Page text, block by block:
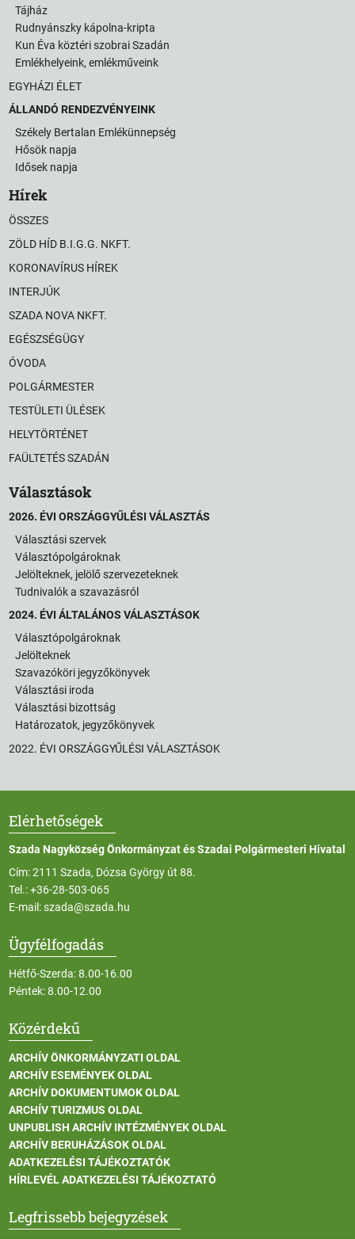
Tájház
Rudnyánszky kápolna-kripta
Kun Éva köztéri szobrai Szadán
Emlékhelyeink, emlékműveink
EGYHÁZI ÉLET
ÁLLANDÓ RENDEZVÉNYEINK
Székely Bertalan Emlékünnepség
Hősök napja
Idősek napja
Hírek
ÖSSZES
ZÖLD HÍD B.I.G.G. NKFT.
KORONAVÍRUS HÍREK
INTERJÚK
SZADA NOVA NKFT.
EGÉSZSÉGÜGY
ÓVODA
POLGÁRMESTER
TESTÜLETI ÜLÉSEK
HELYTÖRTÉNET
FAÜLTETÉS SZADÁN
Választások
2026. ÉVI ORSZÁGGYŰLÉSI VÁLASZTÁS
Választási szervek
Választópolgároknak
Jelölteknek, jelölő szervezeteknek
Tudnivalók a szavazásról
2024. ÉVI ÁLTALÁNOS VÁLASZTÁSOK
Választópolgároknak
Jelölteknek
Szavazóköri jegyzőkönyvek
Választási iroda
Választási bizottság
Határozatok, jegyzőkönyvek
2022. ÉVI ORSZÁGGYŰLÉSI VÁLASZTÁSOK
Elérhetőségek
Szada Nagyközség Önkormányzat és Szadai Polgármesteri Hivatal
Cím: 2111 Szada, Dózsa György út 88.
Tel.:+36-28-503-065
E-mail:szada@szada.hu
Ügyfélfogadás
Hétfő-Szerda: 8.00-16.00
Péntek: 8.00-12.00
Közérdekű
ARCHÍV ÖNKORMÁNYZATI OLDAL
ARCHÍV ESEMÉNYEK OLDAL
ARCHÍV DOKUMENTUMOK OLDAL
ARCHÍV TURIZMUS OLDAL
UNPUBLISH ARCHÍV INTÉZMÉNYEK OLDAL
ARCHÍV BERUHÁZÁSOK OLDAL
ADATKEZELÉSI TÁJÉKOZTATÓK
HÍRLEVÉL ADATKEZELÉSI TÁJÉKOZTATÓ
Legfrissebb bejegyzések